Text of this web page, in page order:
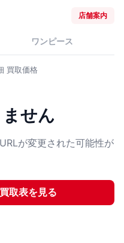
店舗案内
ワンピース
買取価格
せん
が変更された可能性が
取表を見る